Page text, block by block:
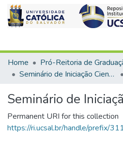
Communities & Collections
All of DSpace
Home
Seminário de Iniciação Científica
Seminário de
Permanent URI for this collection
https://ri.ucsal.br/handle/prefix/